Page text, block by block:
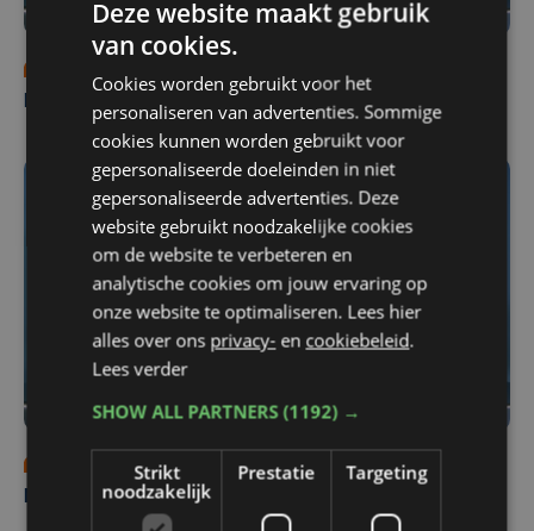
Nieuws Focus en WTV: 3 augustus
zo 2 augustus | 18:30
Nieuws Focus en WTV: 2 augustus
Deze website maakt gebruik
van cookies.
Cookies worden gebruikt voor het
personaliseren van advertenties. Sommige
cookies kunnen worden gebruikt voor
gepersonaliseerde doeleinden in niet
gepersonaliseerde advertenties. Deze
website gebruikt noodzakelijke cookies
om de website te verbeteren en
analytische cookies om jouw ervaring op
onze website te optimaliseren. Lees hier
alles over ons privacy- en cookiebeleid.
Lees verder
SHOW ALL PARTNERS(1192) →
Strikt
noodzakelijk
Prestatie Targeting